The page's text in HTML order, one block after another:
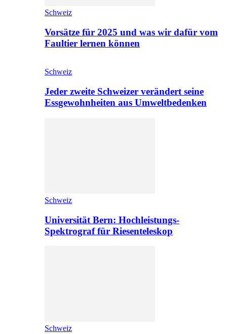
Schweiz
Vorsätze für 2025 und was wir dafür vom
Faultier lernen können
Schweiz
Jeder zweite Schweizer verändert seine
Essgewohnheiten aus Umweltbedenken
Schweiz
Universität Bern: Hochleistungs-
Spektrograf für Riesenteleskop
Schweiz